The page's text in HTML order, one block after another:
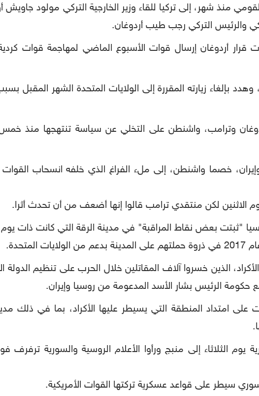
منذ شهر، إلى تركيا للقاء وزير الخارجية التركي مولود جاويش
والرئيس التركي رجب طيب أردوغان.
قرار أردوغان إرسال قوات الأسبوع الماضي لمهاجمة قوات
بإلغاء زيارته المقررة إلى الولايات المتحدة الشهر المقبل
أردوغان وترامب، واشنطن على التخلي عن سياسة تنتهجها
خصما واشنطن، إلى ملء الفراغ الذي خلفه انسحاب القوات
لكن منتقدي ترامب قالوا إنها أضعف من أن تحدث أثرا.
"ثبتت بعض نقاط المراقبة" في مدينة الرقة التي كانت ذات
الذين خسروا آلاف المقاتلين خلال الحرب على تنظيم
حكومة الرئيس بشار الأسد المدعومة من روسيا وإيران.
امتداد المنطقة التي يسيطر عليها الأكراد، بما في ذلك
يوم الثلاثاء إلى منبج ورأوا الأعلام الروسية والسورية
سيطر على قواعد عسكرية تركتها القوات الأمريكية.